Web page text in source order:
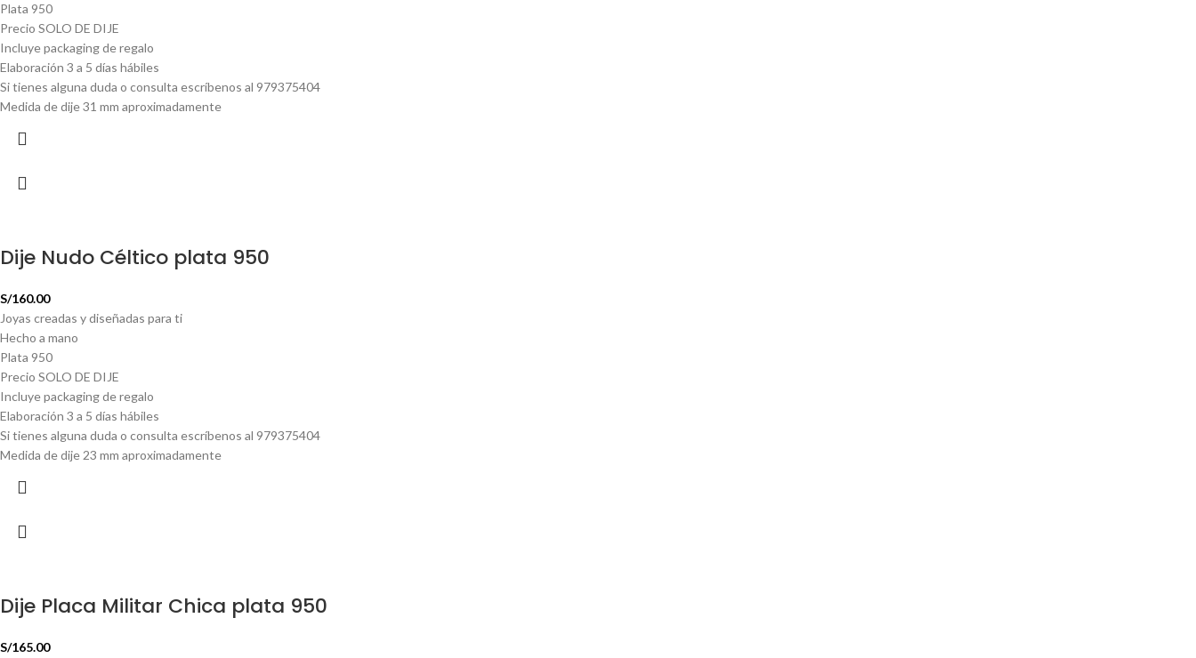
Plata 950
Precio SOLO DE DIJE
Incluye packaging de regalo
Elaboración 3 a 5 días hábiles
Si tienes alguna duda o consulta escríbenos al 979375404
Medida de dije 31 mm aproximadamente
Dije Nudo Céltico plata 950
S/160.00
Joyas creadas y diseñadas para ti
Hecho a mano
Plata 950
Precio SOLO DE DIJE
Incluye packaging de regalo
Elaboración 3 a 5 días hábiles
Si tienes alguna duda o consulta escríbenos al 979375404
Medida de dije 23 mm aproximadamente
Dije Placa Militar Chica plata 950
S/165.00